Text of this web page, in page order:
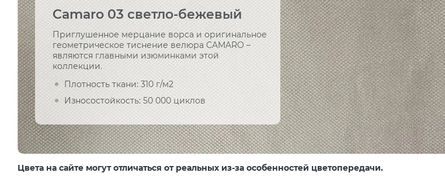
Camaro 03 светло-бежевый
Приглушенное мерцание ворса и оригинальное
геометрическое тиснение велюра CAMARO –
являются главными изюминками этой
коллекции.
Плотность ткани: 310 г/м2
Износостойкость: 50 000 циклов
Цвета на сайте могут отличаться от реальных из-за особенностей цветопередачи.